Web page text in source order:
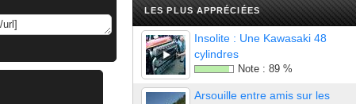
LES PLUS APPRÉCIÉES
Insolite : Une Kawasaki 48
cylindres
Note : 89 %
Arsouille entre amis sur les